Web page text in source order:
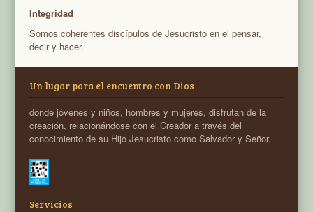
Integridad
Somos coherentes discípulos de Jesucristo en el pensar,
decir y hacer.
Un lugar para el encuentro con Dios
donde jóvenes y niños, hombres y mujeres, disfrutan de la
creación, relacionándose con el Creador a través del
conocimiento de su Hijo Jesucristo como Salvador y Señor.
Servicios